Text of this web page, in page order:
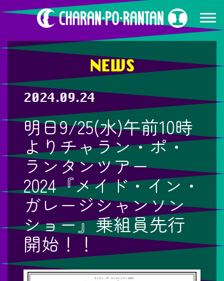
NEWS
2024.09.24
明日9/25(水)午前10時
よりチャラン・ポ・
ランタンツアー
2024『メイド・イン・
ガレージシャンソン
ショー』乗組員先行
開始！！